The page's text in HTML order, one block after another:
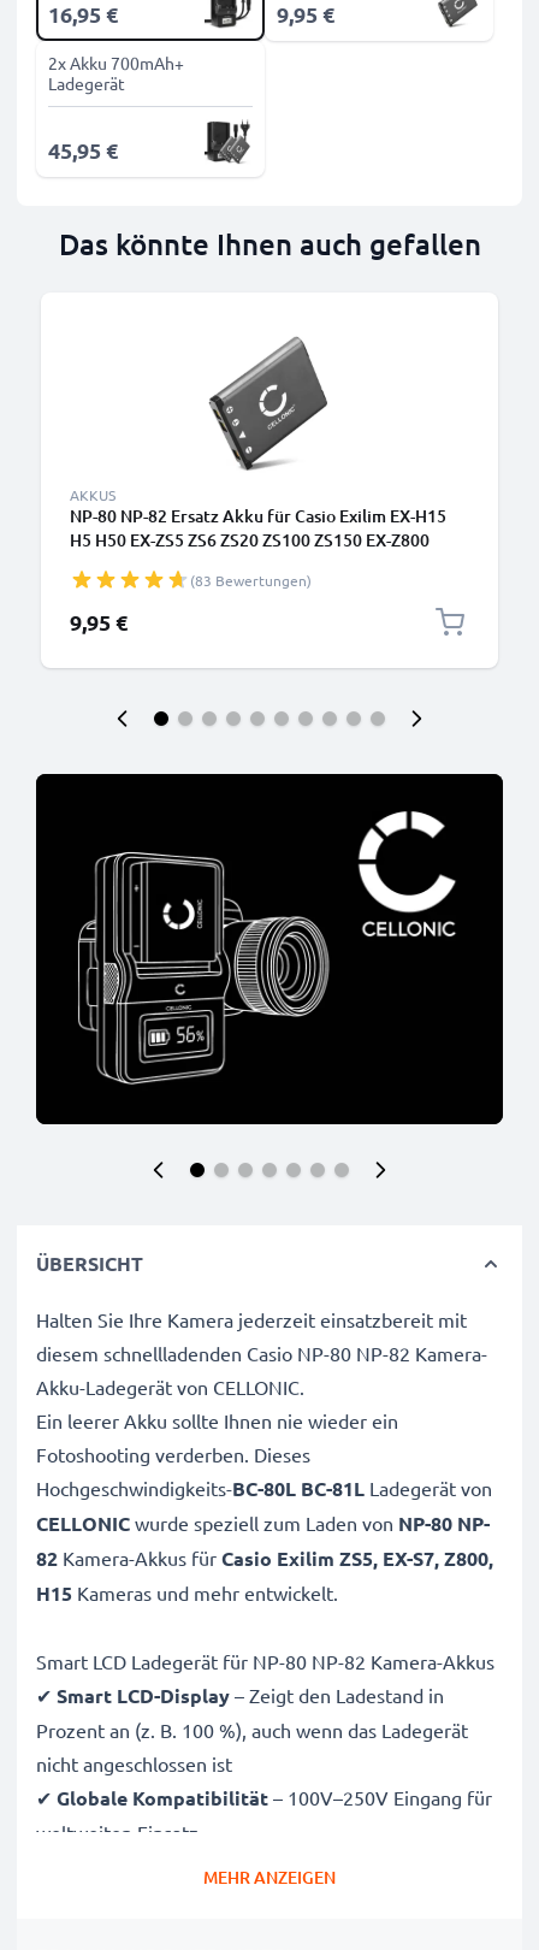
16,95 € 9,95 €
2x Akku 700mAh+
Ladegerät
45,95 €
Das könnte Ihnen auch gefallen
AKKUS
NP-80 NP-82 Ersatz Akku für Casio Exilim EX-H15
H5 H50 EX-ZS5 ZS6 ZS20 ZS100 ZS150 EX-Z800
- Kamera Ersatzakku NP-80 - Kameraakku 700mAh,
Batterie
(83 Bewertungen)
9,95 €
ÜBERSICHT
Halten Sie Ihre Kamera jederzeit einsatzbereit mit
diesem schnellladenden Casio NP-80 NP-82 Kamera-
Akku-Ladegerät von CELLONIC.
Ein leerer Akku sollte Ihnen nie wieder ein
Fotoshooting verderben. Dieses
Hochgeschwindigkeits-BC-80L BC-81L Ladegerät von
CELLONIC wurde speziell zum Laden von NP-80 NP-
82 Kamera-Akkus für Casio Exilim ZS5, EX-S7, Z800,
H15 Kameras und mehr entwickelt.
Smart LCD Ladegerät für NP-80 NP-82 Kamera-Akkus
✔ Smart LCD-Display – Zeigt den Ladestand in
Prozent an (z. B. 100 %), auch wenn das Ladegerät
nicht angeschlossen ist
✔ Globale Kompatibilität – 100V–250V Eingang für
weltweiten Einsatz
Intelligentes Laden – Sanfte, variable Spannung
MEHR ANZEIGEN